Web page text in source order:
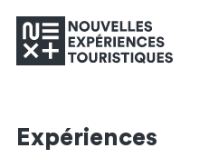
Expériences